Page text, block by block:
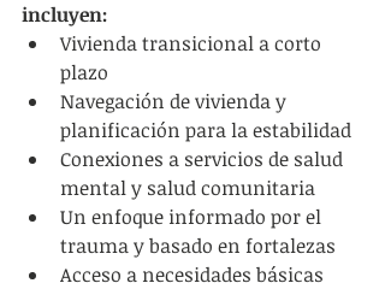
incluyen:
Vivienda transicional a corto
plazo
Navegación de vivienda y
planificación para la estabilidad
Conexiones a servicios de salud
mental y salud comunitaria
Un enfoque informado por el
trauma y basado en fortalezas
Acceso a necesidades básicas